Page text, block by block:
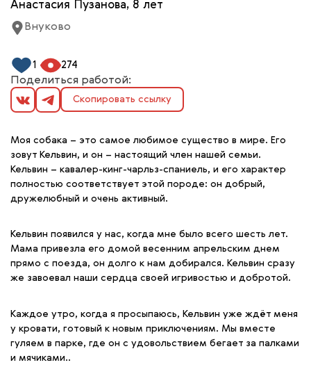
Анастасия Пузанова, 8 лет
Внуково
1 274
Поделиться работой:
Скопировать ссылку
Моя собака – это самое любимое существо в мире. Его
зовут Кельвин, и он – настоящий член нашей семьи.
Кельвин – кавалер-кинг-чарльз-спаниель, и его характер
полностью соответствует этой породе: он добрый,
дружелюбный и очень активный.
Кельвин появился у нас, когда мне было всего шесть лет.
Мама привезла его домой весенним апрельским днем
прямо с поезда, он долго к нам добирался. Кельвин сразу
же завоевал наши сердца своей игривостью и добротой.
Каждое утро, когда я просыпаюсь, Кельвин уже ждёт меня
у кровати, готовый к новым приключениям. Мы вместе
гуляем в парке, где он с удовольствием бегает за палками
и мячиками..